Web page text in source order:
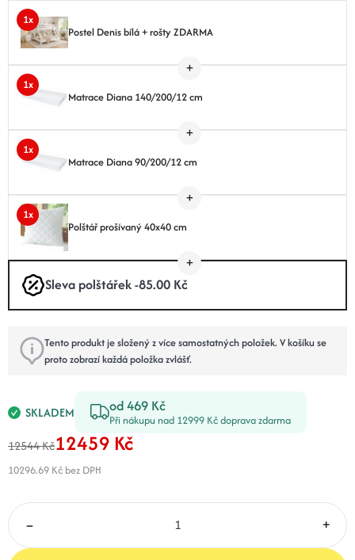
1x
Postel Denis bílá + rošty ZDARMA
1x
Matrace Diana 140/200/12 cm
1x
Matrace Diana 90/200/12 cm
1x
Polštář prošívaný 40x40 cm
Sleva polštářek -85.00 Kč
Tento produkt je složený z více samostatných položek. V košíku se
proto zobrazí každá položka zvlášť.
SKLADEM od 469 Kč
Při nákupu nad 12999 Kč doprava zdarma
12544 Kč12459 Kč
10296.69 Kč bez DPH
– +